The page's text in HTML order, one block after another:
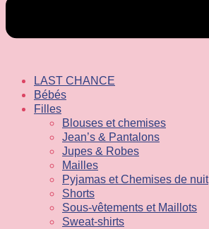
LAST CHANCE
Bébés
Filles
Blouses et chemises
Jean’s & Pantalons
Jupes & Robes
Mailles
Pyjamas et Chemises de nuit
Shorts
Sous-vêtements et Maillots
Sweat-shirts